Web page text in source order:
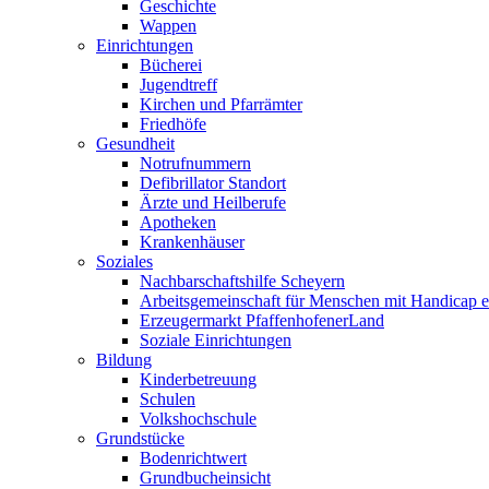
Geschichte
Wappen
Einrichtungen
Bücherei
Jugendtreff
Kirchen und Pfarrämter
Friedhöfe
Gesundheit
Notrufnummern
Defibrillator Standort
Ärzte und Heilberufe
Apotheken
Krankenhäuser
Soziales
Nachbarschaftshilfe Scheyern
Arbeitsgemeinschaft für Menschen mit Handicap
Erzeugermarkt PfaffenhofenerLand
Soziale Einrichtungen
Bildung
Kinderbetreuung
Schulen
Volkshochschule
Grundstücke
Bodenrichtwert
Grundbucheinsicht